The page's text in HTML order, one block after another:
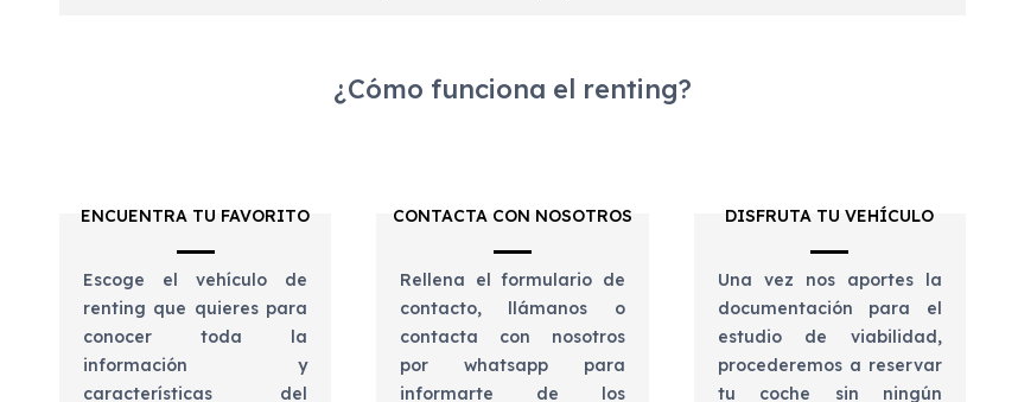
¿Cómo funciona el renting?
ENCUENTRA TU FAVORITO
Escoge el vehículo de
renting que quieres para
conocer toda la
información y
características del
CONTACTA CON NOSOTROS
Rellena el formulario de
contacto, llámanos o
contacta con nosotros
por whatsapp para
informarte de los
DISFRUTA TU VEHÍCULO
Una vez nos aportes la
documentación para el
estudio de viabilidad,
procederemos a reservar
tu coche sin ningún